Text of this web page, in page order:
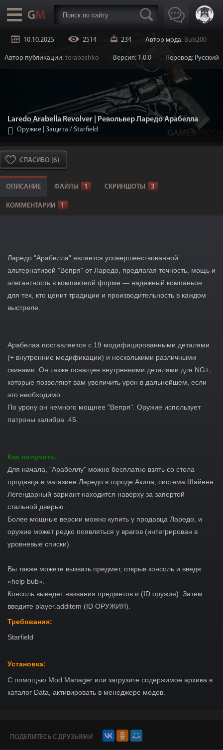
10.10.2025 2514 234 Автор мода: Bub200
Автор публикации: terabashko Версия: 1.0.0 Перевод: Русский
Laredo Arabella Revolver | Револьвер Ларедо Арабелла
Оружие | Защита / Starfield
СПАСИБО (6)
ОПИСАНИЕ ФАЙЛЫ 1 СКРИНШОТЫ 3
КОММЕНТАРИИ 1
Ларедо "Арабелла" является усовершенствованной
альтернативой "Вепря" от Ларедо, предлагая точность, мощь и
элегантность в компактной форме — надежный компаньон
для тех, кто ценит традиции и производительность в каждом
выстреле.
Арабелаа поставляется с 19 модифицированными деталями
(+ внутренние модификации) и несколькими различными
скинами. Он также оснащен внутренними деталями для NG+,
которые позволяют вам увеличить урон в дальнейшем, если
это необходимо.
По урону он немного мощнее "Вепря". Оружие использует
патроны калибра .45.
Как получить:
Для начала, "Арабеллу" можно бесплатно взять со стола
продавца в магазине Ларедо в городе Акила, система Шайенн.
Легендарный вариант находится наверху за запертой
стальной дверью.
Более мощные версии можно купить у продавца Ларедо, и
оружие может редко появляться у врагов (интегрирован в
уровневые списки).
Вы также можете вызвать предмет, открыв консоль и введя
«help bub».
Консоль выведет названия предметов и (ID оружия). Затем
введите player.additem (ID ОРУЖИЯ).
Требования:
Starfield
Установка:
С помощью Mod Manager или загрузите содержимое архива в
каталог Dаta, активировать в менеджере модов.
ПОДЕЛИТЕСЬ С ДРУЗЬЯМИ